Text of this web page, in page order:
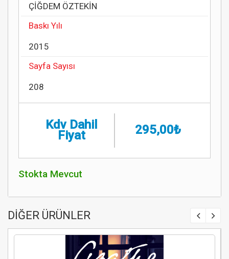
ÇİĞDEM ÖZTEKİN
Baskı Yılı
2015
Sayfa Sayısı
208
Kdv Dahil
Fiyat 295,00₺
Stokta Mevcut
DİĞER ÜRÜNLER